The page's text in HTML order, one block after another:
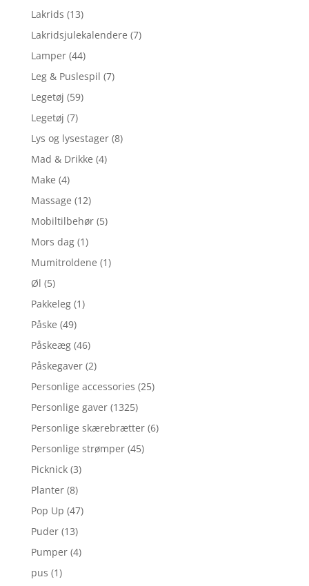
Lakrids (13)
Lakridsjulekalendere (7)
Lamper (44)
Leg & Puslespil (7)
Legetøj (59)
Legetøj (7)
Lys og lysestager (8)
Mad & Drikke (4)
Make (4)
Massage (12)
Mobiltilbehør (5)
Mors dag (1)
Mumitroldene (1)
Øl (5)
Pakkeleg (1)
Påske (49)
Påskeæg (46)
Påskegaver (2)
Personlige accessories (25)
Personlige gaver (1325)
Personlige skærebrætter (6)
Personlige strømper (45)
Picknick (3)
Planter (8)
Pop Up (47)
Puder (13)
Pumper (4)
pus (1)